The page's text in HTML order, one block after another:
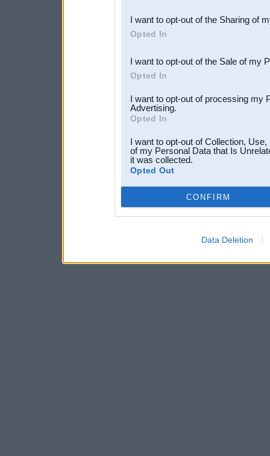
Downstream Participants
third parties.
I want to opt-out of the Sharing of
Opted In
I want to opt-out of the Sale of my
Opted In
I want to opt-out of processing my
Advertising.
Opted In
I want to opt-out of Collection,
of my Personal Data that Is
it was collected.
Opted Out
CONFIRM
Data Deletion